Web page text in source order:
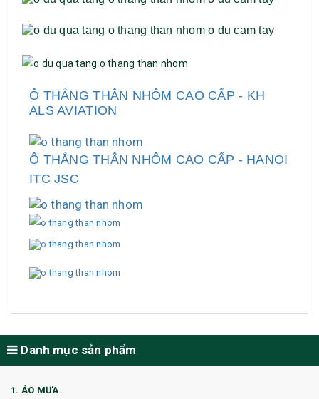
Ô THẲNG THÂN NHÔM CAO CẤP - KH
ALS AVIATION
Ô THẲNG THÂN NHÔM CAO CẤP - HANOI
ITC JSC
Danh mục sản phẩm
1. ÁO MƯA